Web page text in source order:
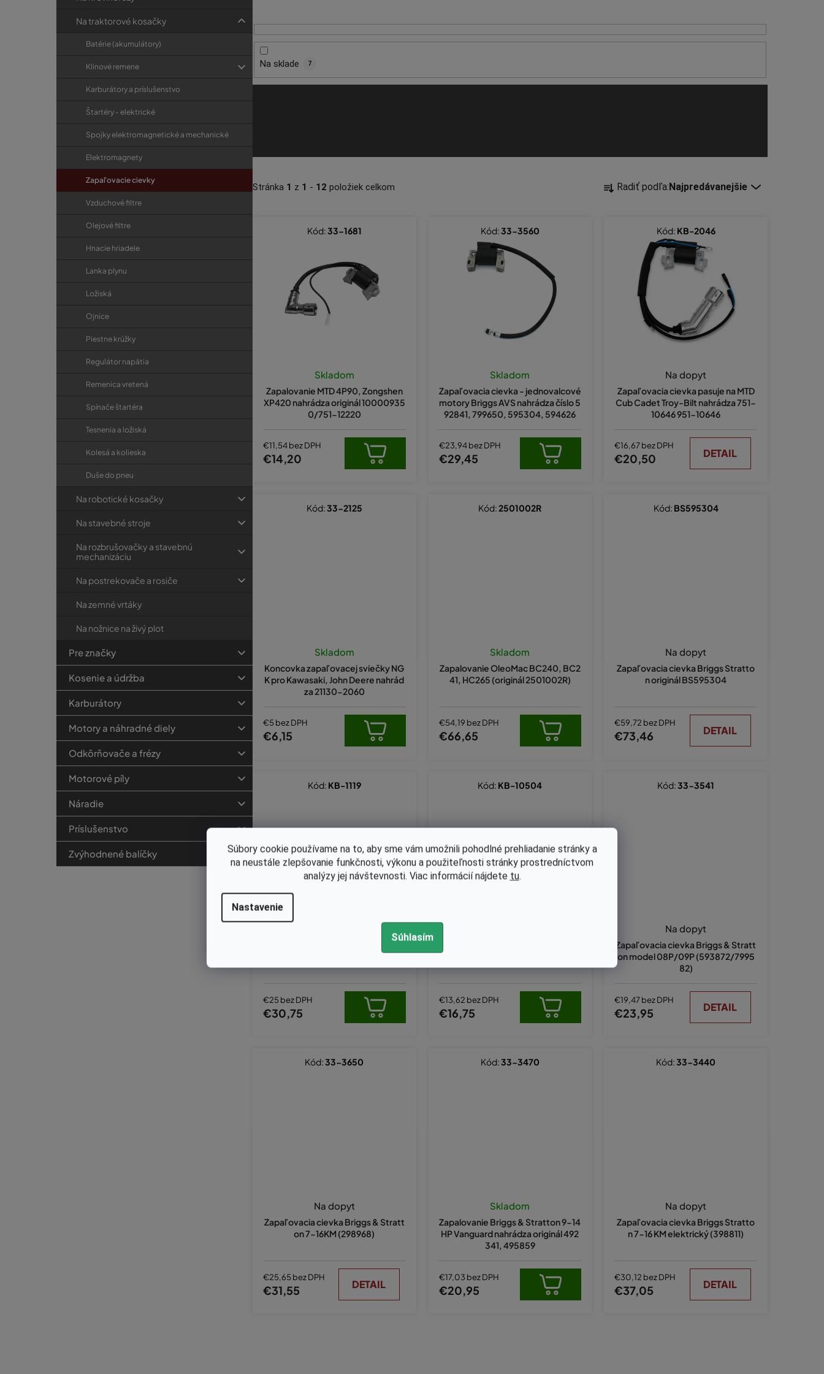
Súbory cookie používame na to, aby sme vám umožnili pohodlné prehliadanie stránky a
na neustále zlepšovanie funkčnosti, výkonu a použiteľnosti stránky prostredníctvom
analýzy jej návštevnosti. Viac informácií nájdete tu.
Nastavenie
Súhlasím
Na traktorové kosačky
Batérie (akumulátory)
Klinové remene
Karburátory a príslušenstvo
Štartéry - elektrické
Spojky elektromagnetické a mechanické
Elektromagnety
Zapaľovacie cievky
Vzduchové filtre
Olejové filtre
Hnacie hriadele
Lanka plynu
Ložiská
Ojnice
Piestne krúžky
Regulátor napätia
Remenica vretená
Spínače štartéra
Tesnenia a ložiská
Kolesá a kolieska
Duše do pneu
Na robotické kosačky
Na stavebné stroje
Na rozbrušovačky a stavebnú
mechanizáciu
Na postrekovače a rosiče
Na zemné vrtáky
Na nožnice na živý plot
Pre značky
Kosenie a údržba
Karburátory
Motory a náhradné diely
Odkôrňovače a frézy
Motorové píly
Náradie
Príslušenstvo
Zvýhodnené balíčky
Stránka 1 z 1 - 12 položiek celkom
R
a Radiť podľa:Najpredávanejšie
Na sklade 7
s
p
o
d
o
v
Zapalovanie MTD 4P90, Zongshen
XP420 nahrádza originál 10000935
0/751-12220
Skladom
€11,54 bez DPH
€14,20
Kód:33-1681
Zapaľovacia cievka - jednovalcové
motory Briggs AVS nahrádza číslo 5
92841, 799650, 595304, 594626
Skladom
€23,94 bez DPH
€29,45
Kód:33-3560
Zapaľovacia cievka pasuje na MTD
Cub Cadet Troy-Bilt nahrádza 751-
10646 951-10646
Na dopyt
€16,67 bez DPH
€20,50 DETAIL
Kód: KB-2046
Koncovka zapaľovacej sviečky NG
K pro Kawasaki, John Deere nahrád
za 21130-2060
Skladom
€5 bez DPH
€6,15
Kód:33-2125
Zapalovanie OleoMac BC240, BC2
41, HC265 (originál 2501002R)
Skladom
€54,19 bez DPH
€66,65
Kód:2501002R
Zapaľovacia cievka Briggs Stratto
n originál BS595304
Na dopyt
€59,72 bez DPH
€73,46 DETAIL
Kód: BS595304
a 394891, 392329, 590781
€25 bez DPH
€30,75
Kód: KB-1119
€13,62 bez DPH
€16,75
Kód: KB-10504
Zapaľovacia cievka Briggs & Stratt
on model 08P/09P (593872/7995
82)
Na dopyt
€19,47 bez DPH
€23,95 DETAIL
Kód:33-3541
Zapaľovacia cievka Briggs & Stratt
on 7-16KM (298968)
Na dopyt
€25,65 bez DPH
€31,55 DETAIL
Kód:33-3650
Zapalovanie Briggs & Stratton 9-14
HP Vanguard nahrádza originál 492
341, 495859
Skladom
€17,03 bez DPH
€20,95
Kód:33-3470
Zapaľovacia cievka Briggs Stratto
n 7-16 KM elektrický (398811)
Na dopyt
€30,12 bez DPH
€37,05 DETAIL
Kód:33-3440